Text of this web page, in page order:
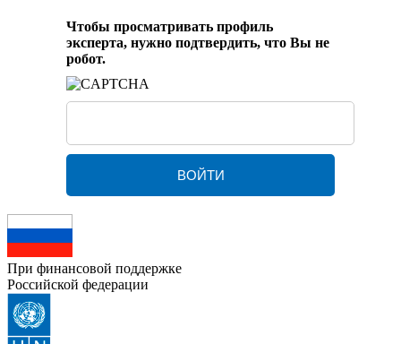
Чтобы просматривать профиль
эксперта, нужно подтвердить, что Вы не
робот.
При финансовой поддержке
Российской федерации